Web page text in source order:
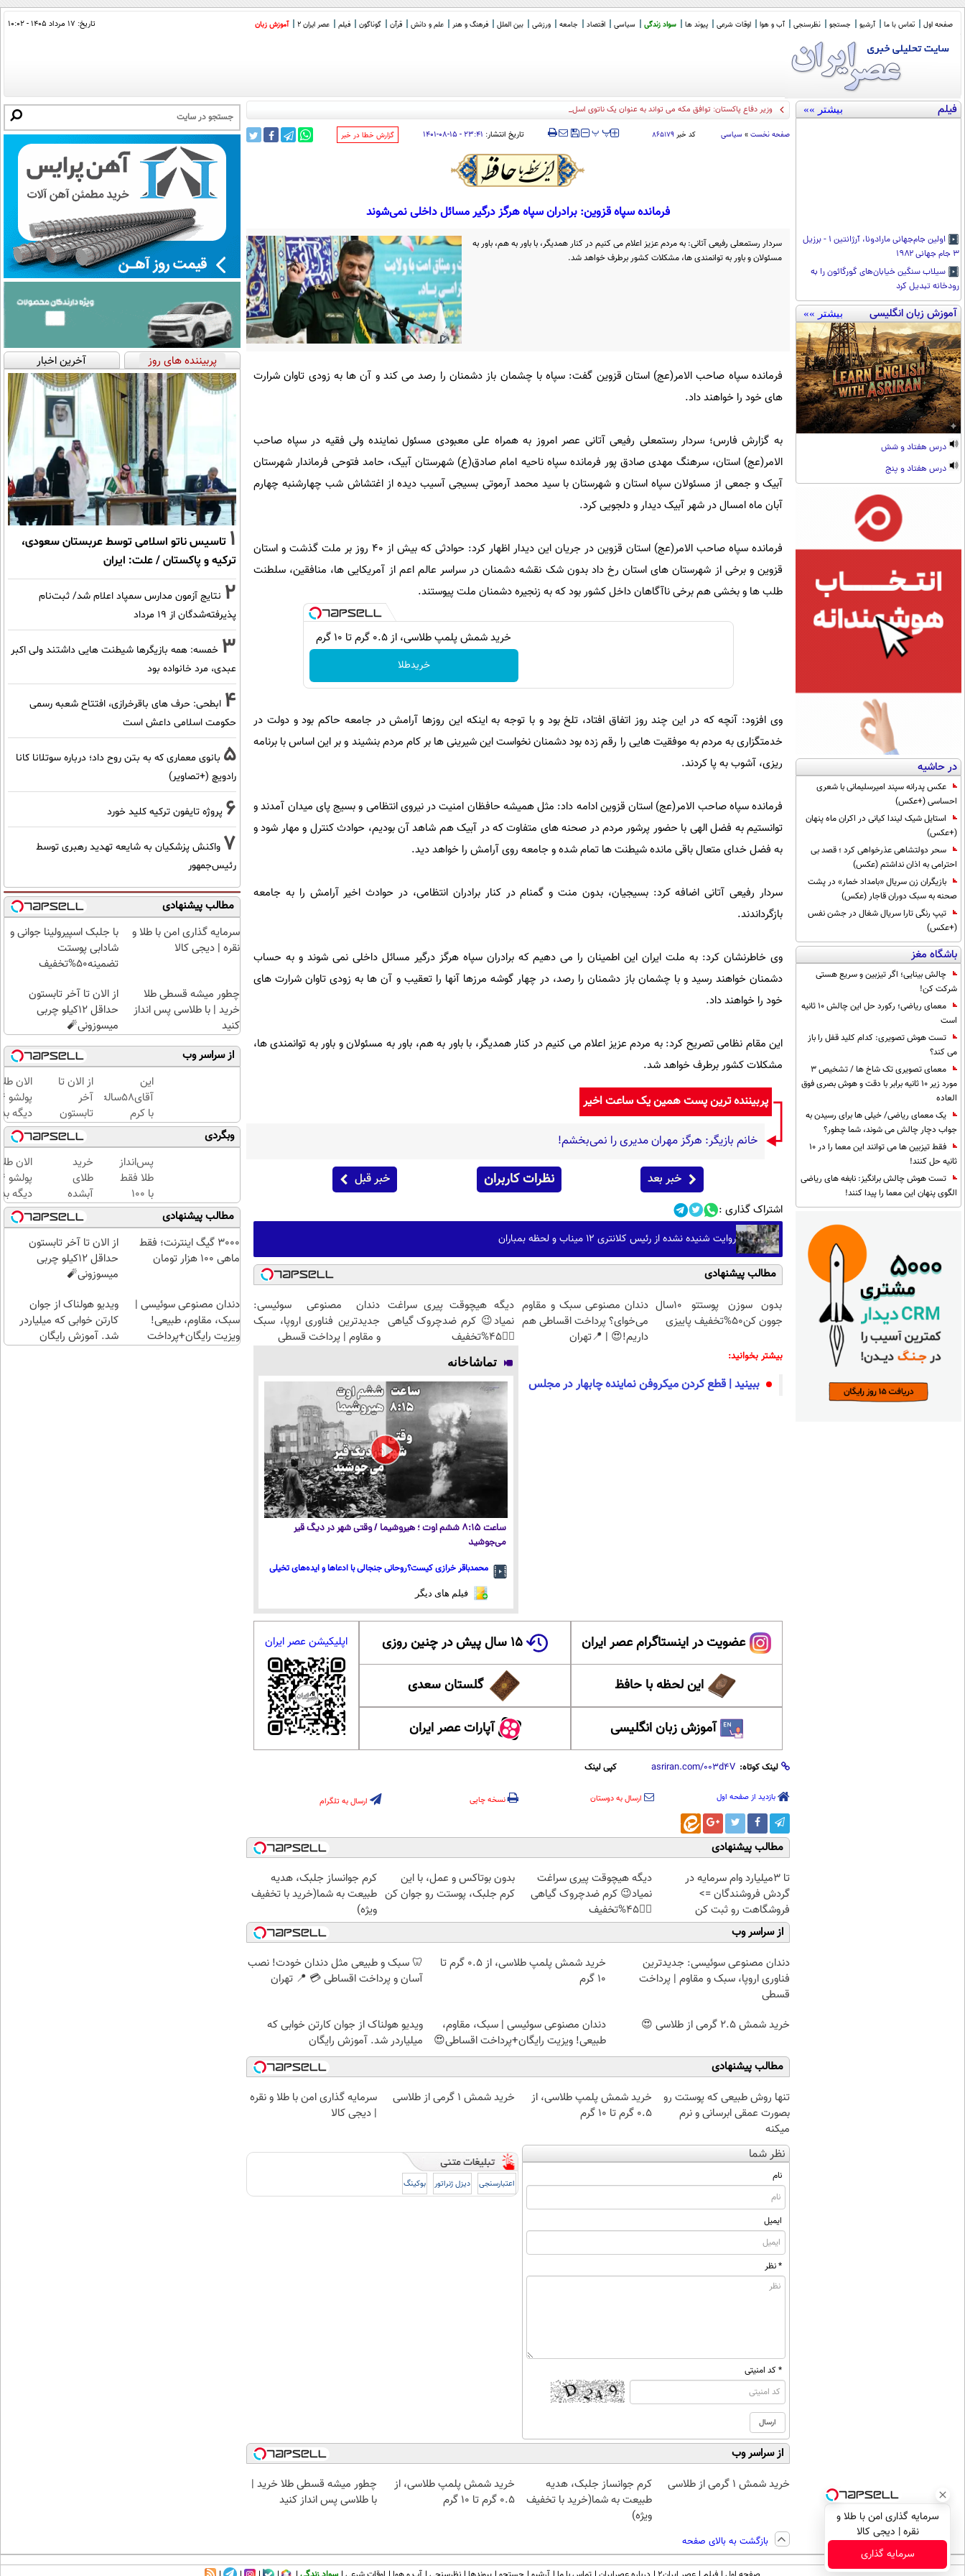
صفحه اول تماس با ما آرشیو جستجو نظرسنجی آب و هوا اوقات شرعی پیوند ها سواد زندگی سیاسی اقتصاد جامعه ورزشی بین الملل فرهنگ و هنر علم و دانش قرآن گوناگون فیلم عصر ایران 2 آموزش زبان تاریخ: ۱۷ مرداد ۱۴۰۵ - ۱۰:۰۲
فیلم بیشتر »»
اولین جام‌جهانی مارادونا، آرژانتین ۱ - برزیل
۳ جام جهانی ۱۹۸۲
سیلاب سنگین خیابان‌های گورگائون را به
رودخانه تبدیل کرد
آموزش زبان انگلیسی بیشتر »»
درس هفتاد و شش
درس هفتاد و پنج
در حاشیه
عکس پدرانه سپند امیرسلیمانی با شعری
احساسی (+عکس)
استایل شیک لیندا کیانی در اکران ماه پنهان
(+عکس)
سحر دولتشاهی عذرخواهی کرد ؛ قصد بی
احترامی به اذان نداشتم (عکس)
بازیگران زن سریال «بامداد خمار» در پشت
صحنه به سبک دوران قاجار (عکس)
تیپ رنگی تارا سریال شغال در جشن نفس
(+عکس)
باشگاه مغز
چالش بینایی؛ اگر تیزبین و سریع هستی
شرکت کن!
معمای ریاضی؛ رکورد حل این چالش 10 ثانیه
است
تست هوش تصویری: کدام کلید قفل را باز
می کند؟
معمای تصویری تک شاخ ها / تشخیص 3
مورد زیر 10 ثانیه برابر با دقت و هوش بصری فوق
العاده
یک معمای ریاضی/ خیلی ها برای رسیدن به
جواب دچار چالش می شوند، شما چطور؟
فقط تیزبین ها می توانند این معما را در 10
ثانیه حل کنند!
تست هوش چالش برانگیز: نابغه های ریاضی
الگوی پنهان این معما را پیدا کنند!
وزیر دفاع پاکستان: توافق مکه می تواند به عنوان یک ناتوی اسلامی علیه اسرائیل
صفحه نخست » سیاسی کد خبر ۸۶۵۱۷۹ ‍‍‍ پ پ تاریخ انتشار: ۲۳:۴۱ - ۱۵-۰۸-۱۴۰۱ ‌گزارش خطا در خبر
فرمانده سپاه قزوین: برادران سپاه هرگز درگیر مسائل داخلی نمی‌شوند
سردار رستمعلی رفیعی آتانی: به مردم عزیز اعلام می کنیم در کنار همدیگر، با باور به هم، باور به
مسئولان و باور به توانمندی ها، مشکلات کشور برطرف خواهد شد.
فرمانده سپاه صاحب الامر(عج) استان قزوین گفت: سپاه با چشمان باز دشمنان را رصد می کند و آن ها به زودی تاوان شرارت
های خود را خواهند داد.
به گزارش فارس؛ سردار رستمعلی رفیعی آتانی عصر امروز به همراه علی معبودی مسئول نماینده ولی فقیه در سپاه صاحب
الامر(عج) استان، سرهنگ مهدی صادق پور فرمانده سپاه ناحیه امام صادق(ع) شهرستان آبیک، حامد فتوحی فرماندار شهرستان
آبیک و جمعی از مسئولان سپاه استان و شهرستان با سید محمد آرموتی بسیجی آسیب دیده از اغتشاش شب چهارشنبه چهارم
آبان ماه امسال در شهر آبیک دیدار و دلجویی کرد.
فرمانده سپاه صاحب الامر(عج) استان قزوین در جریان این دیدار اظهار کرد: حوادثی که بیش از ۴۰ روز بر ملت گذشت و استان
قزوین و برخی از شهرستان های استان رخ داد بدون شک نقشه دشمنان در سراسر عالم اعم از آمریکایی ها، منافقین، سلطنت
طلب ها و بخشی هم برخی ناآگاهان داخل کشور بود که به زنجیره دشمنان ملت پیوستند.
خرید شمش پلمپ طلاسی، از ۰.۵ گرم تا ۱۰ گرم
خریدطلا
وی افزود: آنچه که در این چند روز اتفاق افتاد، تلخ بود و با توجه به اینکه این روزها آرامش در جامعه حاکم بود و دولت در
خدمتگزاری به مردم به موفقیت هایی را رقم زده بود دشمنان نخواست این شیرینی ها بر کام مردم بنشیند و بر این اساس با برنامه
ریزی، آشوب به پا کردند.
فرمانده سپاه صاحب الامر(عج) استان قزوین ادامه داد: مثل همیشه حافظان امنیت در نیروی انتظامی و بسیج پای میدان آمدند و
توانستیم به فضل الهی با حضور پرشور مردم در صحنه های متفاوت که در آبیک هم شاهد آن بودیم، حوادث کنترل و مهار شود و
به فضل خدای متعال باقی مانده شیطنت ها تمام شده و جامعه روی آرامش را خواهد دید.
سردار رفیعی آتانی اضافه کرد: بسیجیان، بدون منت و گمنام در کنار برادران انتظامی، در حوادث اخیر آرامش را به جامعه
بازگرداندند.
وی خاطرنشان کرد: به ملت ایران این اطمینان را می دهیم که برادران سپاه هرگز درگیر مسائل داخلی نمی شوند و به حساب
دشمنان خواهند رسید و با چشمان باز دشمنان را رصد، در چهار گوشه مرزها آنها را تعقیب و آن ها به زودی تاوان شرارت های
خود را خواهند داد.
این مقام نظامی تصریح کرد: به مردم عزیز اعلام می کنیم در کنار همدیگر، با باور به هم، باور به مسئولان و باور به توانمندی ها،
مشکلات کشور برطرف خواهد شد.
پربیننده ترین پست همین یک ساعت اخیر
خانم بازیگر: هرگز مهران مدیری را نمی‌بخشم!
خبر بعد نظرات کاربران خبر قبل
اشتراک گذاری :
روایت شنیده نشده از رئیس کلانتری ۱۲ میناب و لحظه بمباران
مطالب پیشنهادی
بدون سوزن پوستتو 10سال
جوون کن50%تخفیف پاییزی
دندان مصنوعی سبک و مقاوم
می‌خوای؟ پرداخت اقساطی هم
داریم!😍 | 📍تهران
دیگه هیچوقت پیری سراغت
نمیاد😉 کرم ضدچروک گیاهی
👈🏻45%تخفیف
دندان مصنوعی سوئیسی:
جدیدترین فناوری اروپا، سبک
و مقاوم | پرداخت قسطی
بیشتر بخوانید:
ببینید | قطع کردن میکروفن نماینده چابهار در مجلس
تماشاخانه
ساعت ۸:۱۵ ششم اوت ؛ هیروشیما / وقتی شهر در دیگ قیر
می‌جوشید
محمدباقر خرازی کیست؟روحانی جنجالی با ادعاها و ایده‌های تخیلی
فیلم های دیگر
عضویت در اینستاگرام عصر ایران ۱۵ سال پیش در چنین روزی
این لحظه با حافظ گلستان سعدی
آموزش زبان انگلیسی آپارات عصر ایران
اپلیکیشن عصر ایران
لینک کوتاه: کپی لینک
بازدید از صفحه اول ارسال به دوستان نسخه چاپی ارسال به تلگرام
مطالب پیشنهادی
تا 3میلیارد وام سرمایه در
گردش فروشندگان =>
فروشگاهت رو ثبت کن
دیگه هیچوقت پیری سراغت
نمیاد😉 کرم ضدچروک گیاهی
👈🏻45%تخفیف
بدون بوتاکس و عمل، با این
کرم جلبک، پوستت رو جوان کن
کرم جوانساز جلبک، هدیه
طبیعت به شما(خرید با تخفیف
ویژه)
از سراسر وب
دندان مصنوعی سوئیسی: جدیدترین
فناوری اروپا، سبک و مقاوم | پرداخت
قسطی
خرید شمش پلمپ طلاسی، از ۰.۵ گرم تا
۱۰ گرم
🦷 سبک و طبیعی مثل دندان خودت! نصب
آسان و پرداخت اقساطی 💳 📍 تهران
خرید شمش 2.5 گرمی از طلاسی 😍
دندان مصنوعی سوئیسی | سبک، مقاوم،
طبیعی! ویزیت رایگان+پرداخت اقساطی😍
ویدیو هولناک از جوان کارتن خوابی که
میلیاردر شد. آموزش رایگان
مطالب پیشنهادی
تنها روش طبیعی که پوستت رو
بصورت عمقی ابرسانی و نرم
میکنه
خرید شمش پلمپ طلاسی، از
۰.۵ گرم تا ۱۰ گرم
خرید شمش 1 گرمی از طلاسی
سرمایه گذاری امن با طلا و نقره
| دیجی کالا
نظر شما
نام
ایمیل
* نظر
* کد امنیتی
اعتبارسنجی دیزل ژنراتور بوکینگ
از سراسر وب
خرید شمش 1 گرمی از طلاسی
کرم جوانساز جلبک، هدیه
طبیعت به شما(خرید با تخفیف
ویژه)
خرید شمش پلمپ طلاسی، از
۰.۵ گرم تا ۱۰ گرم
چطور میشه قسطی طلا خرید |
با طلاسی پس انداز کنید
بازگشت به بالای صفحه
پربیننده های روز آخرین اخبار
1 تاسیس ناتو اسلامی توسط عربستان سعودی،
ترکیه و پاکستان / علت: ایران
2 نتایج آزمون مدارس سمپاد اعلام شد/ ثبت‌نام
پذیرفته‌شدگان از ۱۹ مرداد
3 خمسه: همه بازیگرها شیطنت هایی داشتند ولی اکبر
عبدی، مرد خانواده بود
4 ابطحی: حرف های باقرخرازی، افتتاح شعبه رسمی
حکومت اسلامی داعش است
5 بانوی معماری که به بتن روح داد؛ درباره سوتلانا کانا
رادویچ (+تصاویر)
6 پروژه تایفون ترکیه کلید خورد
7 واکنش پزشکیان به شایعه تهدید رهبری توسط
رئیس‌جمهور
مطالب پیشنهادی
سرمایه گذاری امن با طلا و
نقره | دیجی کالا
با جلبک اسپیرولینا جوانی و
شادابی پوستت
تضمینه50%تخفیف
چطور میشه قسطی طلا
خرید | با طلاسی پس انداز
کنید
از الان تا آخر تابستون
حداقل 12کیلو چربی
میسوزونی🧨
از سراسر وب
این
آقای58ساله
با کرم
ضدچروک
جلبک10سال
جوان
شد(سفارش
با تخفیف)
از الان تا
آخر
تابستون
حداقل
12کیلو
چربی
میسوزونی
🧨
الان
دیگه
طلا با
بی‌بهره
وبگردی
پس‌انداز
طلا فقط
با ۱۰۰
هزارتومان
(امن و
راحت)
خرید
طلای
آبشده
حتی با
۱۰۰هزارتومان
الان
دیگه
طلا با
بی‌بهره
مطالب پیشنهادی
3000 گیگ اینترنت؛ فقط
ماهی 100 هزار تومان
از الان تا آخر تابستون
حداقل 12کیلو چربی
میسوزونی🧨
دندان مصنوعی سوئیسی |
سبک، مقاوم، طبیعی!
ویزیت رایگان+پرداخت
ویدیو هولناک از جوان
کارتن خوابی که میلیاردر
شد. آموزش رایگان
سرمایه گذاری امن با طلا و
نقره | دیجی کالا
سرمایه گذاری